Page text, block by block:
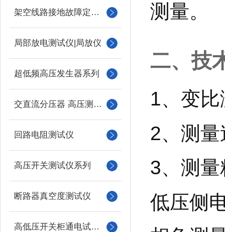
架空线路接地故障定位仪
局部放电测试仪|局放仪
超低频高压发生器系列
交直流分压器 高压测量仪
回路电阻测试仪
高压开关测试仪系列
断路器真空度测试仪
高低压开关柜通电试验台
测量。
二、技
1、变
2、测
3、测
低压侧